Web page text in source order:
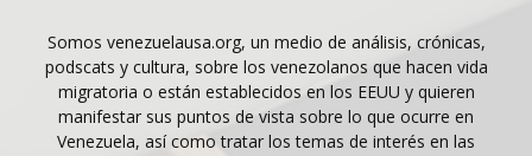
Somos venezuelausa.org, un medio de análisis, crónicas,
podscats y cultura, sobre los venezolanos que hacen vida
migratoria o están establecidos en los EEUU y quieren
manifestar sus puntos de vista sobre lo que ocurre en
Venezuela, así como tratar los temas de interés en las